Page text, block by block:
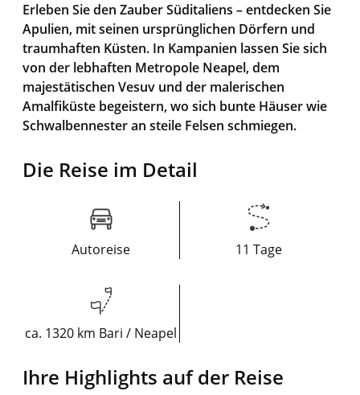
Erleben Sie den Zauber Süditaliens – entdecken Sie
Apulien, mit seinen ursprünglichen Dörfern und
traumhaften Küsten. In Kampanien lassen Sie sich
von der lebhaften Metropole Neapel, dem
majestätischen Vesuv und der malerischen
Amalfiküste begeistern, wo sich bunte Häuser wie
Schwalbennester an steile Felsen schmiegen.
Die Reise im Detail
Autoreise 11 Tage
ca. 1320 km Bari / Neapel
Ihre Highlights auf der Reise